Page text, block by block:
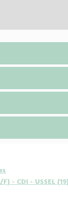
- CDI - USSEL